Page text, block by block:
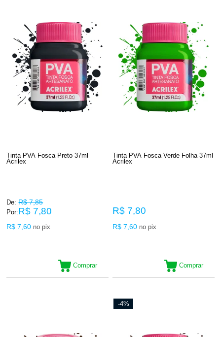
Tinta PVA Fosca Preto 37ml
Acrilex
De: R$ 7,85
Por:R$ 7,80
R$ 7,60 no pix
Comprar
Tinta PVA Fosca Verde Folha 37ml
Acrilex
R$ 7,80
R$ 7,60 no pix
Comprar
-4%